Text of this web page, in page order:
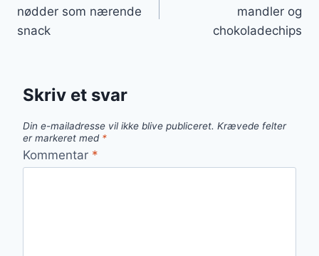
nødder som nærende
snack
mandler og
chokoladechips
Skriv et svar
Din e-mailadresse vil ikke blive publiceret. Krævede felter
er markeret med *
Kommentar *